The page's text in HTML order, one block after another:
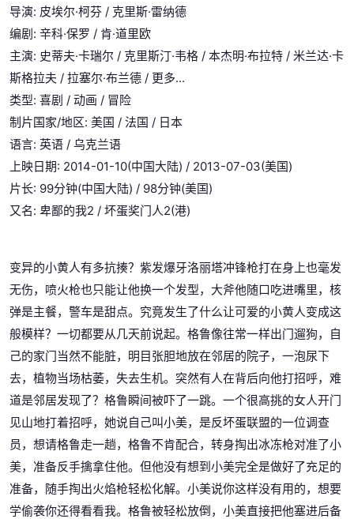
导演: 皮埃尔·柯芬 / 克里斯·雷纳德
编剧: 辛科·保罗 / 肯·道里欧
主演: 史蒂夫·卡瑞尔 / 克里斯汀·韦格 / 本杰明·布拉特 / 米兰达·卡
斯格拉夫 / 拉塞尔·布兰德 / 更多...
类型: 喜剧 / 动画 / 冒险
制片国家/地区: 美国 / 法国 / 日本
语言: 英语 / 乌克兰语
上映日期: 2014-01-10(中国大陆) / 2013-07-03(美国)
片长: 99分钟(中国大陆) / 98分钟(美国)
又名: 卑鄙的我2 / 坏蛋奖门人2(港)
变异的小黄人有多抗揍？紫发爆牙洛丽塔冲锋枪打在身上也毫发
无伤，喷火枪也只能让他换一个发型，大斧他随口吃进嘴里，核
弹是主餐，警车是甜点。究竟发生了什么让可爱的小黄人变成这
般模样？一切都要从几天前说起。格鲁像往常一样出门遛狗，自
己的家门当然不能脏，明目张胆地放在邻居的院子，一泡尿下
去，植物当场枯萎，失去生机。突然有人在背后向他打招呼，难
道是邻居发现了？格鲁瞬间被吓了一跳。一个很高挑的女人开门
见山地打着招呼，她说自己叫小美，是反坏蛋联盟的一位调查
员，想请格鲁走一趟，格鲁不肯配合，转身掏出冰冻枪对准了小
美，准备反手擒拿住他。但他没有想到小美完全是做好了充足的
准备，随手掏出火焰枪轻松化解。小美说你这样没有用的，想要
学偷袭你还得看看我。格鲁被轻松放倒，小美直接把他塞进后备